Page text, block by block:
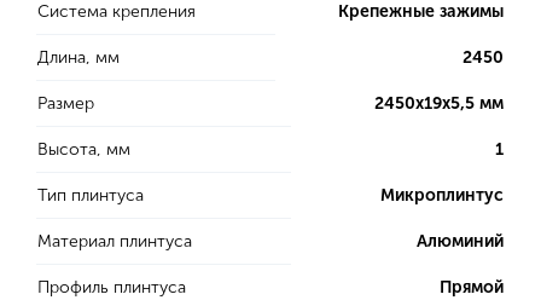
Система крепления Крепежные зажимы
Длина, мм 2450
Размер 2450x19x5,5 мм
Высота, мм 1
Тип плинтуса Микроплинтус
Материал плинтуса Алюминий
Профиль плинтуса Прямой